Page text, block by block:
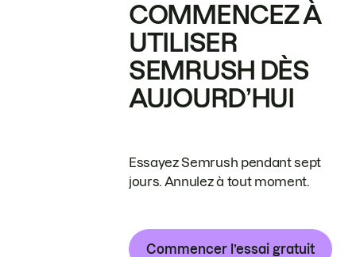
COMMENCEZ À
UTILISER
SEMRUSH DÈS
AUJOURD’HUI
Essayez Semrush pendant sept
jours. Annulez à tout moment.
Commencer l’essai gratuit